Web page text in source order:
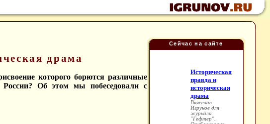
Сейчас на сайте
драма
которого борются различные
Об этом мы побеседовали с